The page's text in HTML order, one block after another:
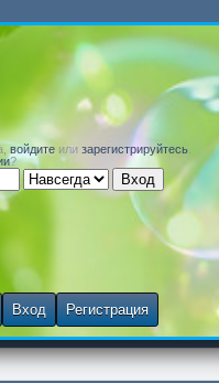
войдите или зарегистрируйтесь
?
Вход Регистрация